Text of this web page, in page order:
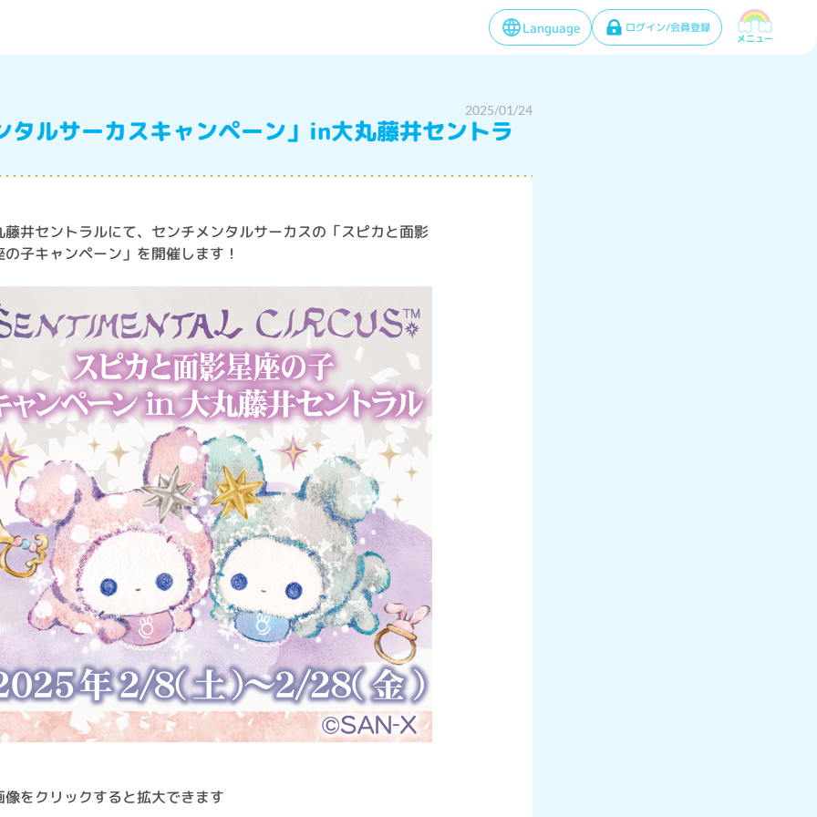
Language ログイン/会員登録
メニュー
2025/01/24
タルサーカスキャンペーン」in大丸藤井セントラ
藤井セントラルにて、センチメンタルサーカスの「スピカと面影
の子キャンペーン」を開催します！
をクリックすると拡大できます